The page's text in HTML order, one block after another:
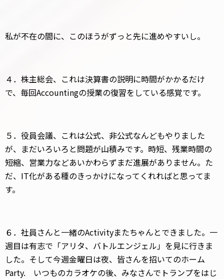
私が不在の間に、このほうがずっと先に進めやすいし。
４．株主総会、これは決算書の説明に時間がかかるだけ
で、毎回Accountingの授業の復習をしている感覚です。
５．役員会議、これは公式、非公式なんどもやりました
が、まだいろいろと問題が山積みです。時短、残業時間の
短縮、営業力などあいかわらずまだ進展がありません。た
だ、IT化がある種のきっかけになってくれればと思ってま
す。
６．社員さんと一緒のActivityまたちゃんとできました。一
週目は有志で「アリタ、バトルエンジェル」を見に行きま
した。そして今週金曜日は夜、皆さんを招いてのホーム
Party. いつものカラオケの後、みなさんでトランプをはじ